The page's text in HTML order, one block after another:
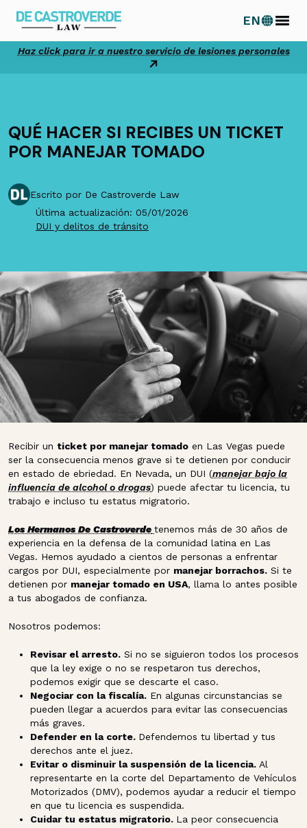
contenido
EN
Haz click para ir a nuestro servicio de lesiones personales
QUÉ HACER SI RECIBES UN TICKET
POR MANEJAR TOMADO
Escrito por De Castroverde Law
Última actualización: 05/01/2026
DUI y delitos de tránsito
Recibir un ticket por manejar tomado en Las Vegas puede
ser la consecuencia menos grave si te detienen por conducir
en estado de ebriedad. En Nevada, un DUI (manejar bajo la
influencia de alcohol o drogas) puede afectar tu licencia, tu
trabajo e incluso tu estatus migratorio.
Los Hermanos De Castroverde tenemos más de 30 años de
experiencia en la defensa de la comunidad latina en Las
Vegas. Hemos ayudado a cientos de personas a enfrentar
cargos por DUI, especialmente por manejar borrachos. Si te
detienen por manejar tomado en USA, llama lo antes posible
a tus abogados de confianza.
Nosotros podemos:
Revisar el arresto. Si no se siguieron todos los procesos
que la ley exige o no se respetaron tus derechos,
podemos exigir que se descarte el caso.
Negociar con la fiscalía. En algunas circunstancias se
pueden llegar a acuerdos para evitar las consecuencias
más graves.
Defender en la corte. Defendemos tu libertad y tus
derechos ante el juez.
Evitar o disminuir la suspensión de la licencia. Al
representarte en la corte del Departamento de Vehículos
Motorizados (DMV), podemos ayudar a reducir el tiempo
en que tu licencia es suspendida.
Cuidar tu estatus migratorio. La peor consecuencia